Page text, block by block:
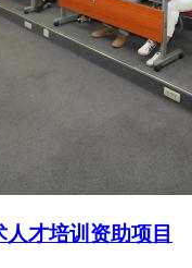
才培训资助项目